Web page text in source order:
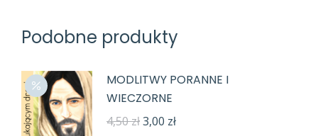
Podobne produkty
MODLITWY PORANNE I
WIECZORNE
4,50złPierwotna
3,00 złAktualna